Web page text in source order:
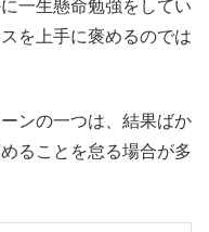
一生懸命勉強をしてい
を上手に褒めるのでは
ンの一つは、結果ばか
ることを怠る場合が多